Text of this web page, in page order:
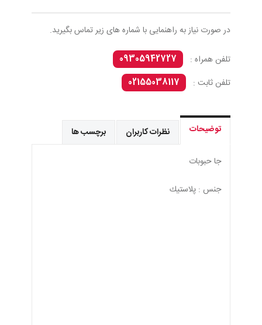
در صورت نیاز به راهنمایی با شماره های زیر تماس بگیرید.
تلفن همراه :
09305942727
تلفن ثابت :
02155038117
توضیحات نظرات کاربران برچسب ها
جا حبوبات
جنس : پلاستيك